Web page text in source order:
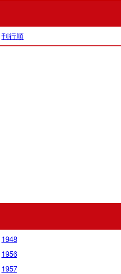
刊行順
1948
1956
1957